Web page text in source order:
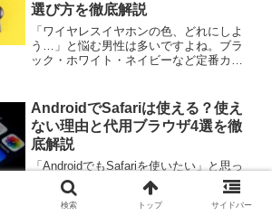
選び方を徹底解説
「ワイヤレスイヤホンの色、どれにしよ
う…」と悩む男性は多いですよね。ブラ
ック・ホワイト・ネイビーなど定番カラ
は、男性がワイヤレスイヤホンの色で迷
う理由から、人気カラーラン...
AndroidでSafariは使える？使え
ない理由と代用ブラウザ4選を徹
底解説
「AndroidでもSafariを使いたい」と思っ
たことはありませんか。iPhoneでは当た
り前に使っていたSafariですが、実は
Androidでは利用できません。今回は、
検索 トップ サイドバー